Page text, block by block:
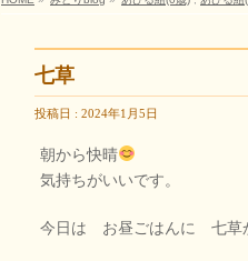
七草
投稿日 : 2024年1月5日
朝から快晴
気持ちがいいです。
今日は お昼ごはんに 七草